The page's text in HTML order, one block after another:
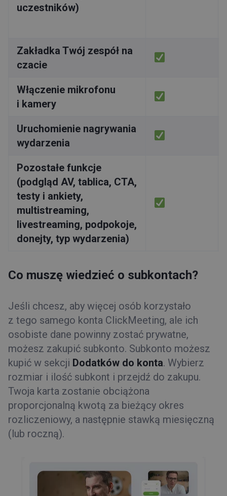
uczestników)
Zakładka Twój zespół na
czacie
Włączenie mikrofonu
i kamery
Uruchomienie nagrywania
wydarzenia
Pozostałe funkcje
(podgląd AV, tablica, CTA,
testy i ankiety,
multistreaming,
livestreaming, podpokoje,
donejty, typ wydarzenia)
Co muszę wiedzieć o subkontach?
Jeśli chcesz, aby więcej osób korzystało
z tego samego konta ClickMeeting, ale ich
osobiste dane powinny zostać prywatne,
możesz zakupić subkonto. Subkonto możesz
kupić w sekcji Dodatków do konta. Wybierz
rozmiar i ilość subkont i przejdź do zakupu.
Twoja karta zostanie obciążona
proporcjonalną kwotą za bieżący okres
rozliczeniowy, a następnie stawką miesięczną
(lub roczną).